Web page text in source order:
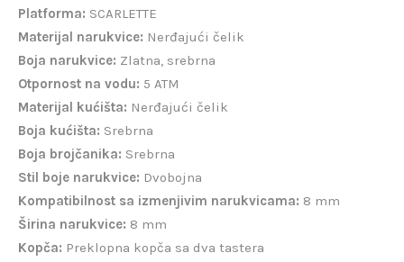
Platforma: SCARLETTE
Materijal narukvice: Nerđajući čelik
Boja narukvice: Zlatna, srebrna
Otpornost na vodu: 5 ATM
Materijal kućišta: Nerđajući čelik
Boja kućišta: Srebrna
Boja brojčanika: Srebrna
Stil boje narukvice: Dvobojna
Kompatibilnost sa izmenjivim narukvicama: 8 mm
Širina narukvice: 8 mm
Kopča: Preklopna kopča sa dva tastera